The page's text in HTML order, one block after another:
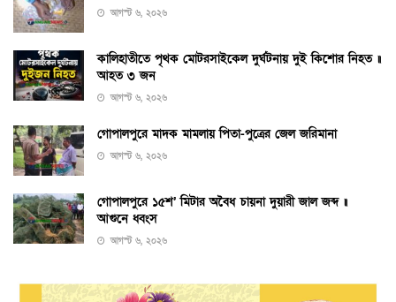
আগস্ট ৬, ২০২৬
কালিহাতীতে পৃথক মোটরসাইকেল দুর্ঘটনায় দুই কিশোর নিহত ॥
আহত ৩ জন
আগস্ট ৬, ২০২৬
গোপালপুরে মাদক মামলায় পিতা-পুত্রের জেল জরিমানা
আগস্ট ৬, ২০২৬
গোপালপুরে ১৫শ’ মিটার অবৈধ চায়না দুয়ারী জাল জব্দ ॥
আগুনে ধ্বংস
আগস্ট ৬, ২০২৬